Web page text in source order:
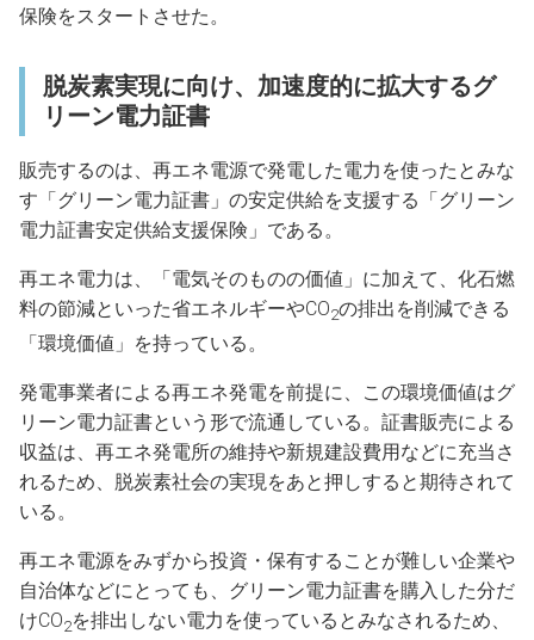
保険をスタートさせた。
脱炭素実現に向け、加速度的に拡大するグ
リーン電力証書
販売するのは、再エネ電源で発電した電力を使ったとみな
す「グリーン電力証書」の安定供給を支援する「グリーン
電力証書安定供給支援保険」である。
再エネ電力は、「電気そのものの価値」に加えて、化石燃
料の節減といった省エネルギーやCO2の排出を削減できる
「環境価値」を持っている。
発電事業者による再エネ発電を前提に、この環境価値はグ
リーン電力証書という形で流通している。証書販売による
収益は、再エネ発電所の維持や新規建設費用などに充当さ
れるため、脱炭素社会の実現をあと押しすると期待されて
いる。
再エネ電源をみずから投資・保有することが難しい企業や
自治体などにとっても、グリーン電力証書を購入した分だ
けCO2を排出しない電力を使っているとみなされるため、